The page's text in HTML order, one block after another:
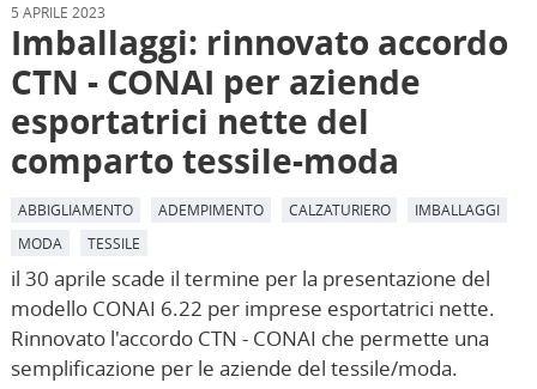
5 APRILE 2023
Imballaggi: rinnovato accordo
CTN - CONAI per aziende
esportatrici nette del
comparto tessile-moda
ABBIGLIAMENTO ADEMPIMENTO CALZATURIERO
IMBALLAGGI
MODA
TESSILE
il 30 aprile scade il termine per la presentazione del
modello CONAI 6.22 per imprese esportatrici nette.
Rinnovato l'accordo CTN - CONAI che permette una
semplificazione per le aziende del tessile/moda.